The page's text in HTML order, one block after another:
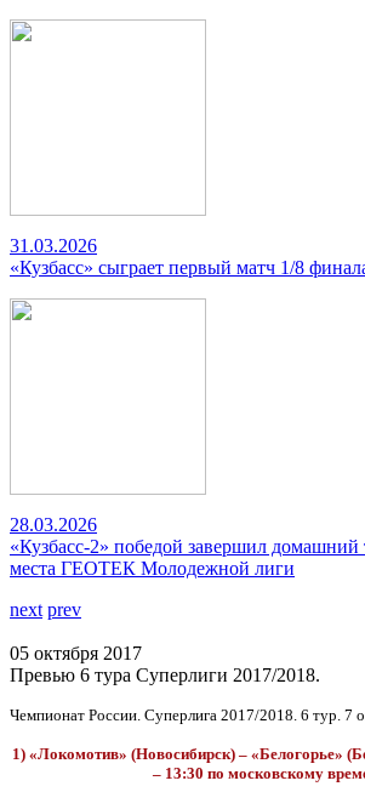
31.03.2026
«Кузбасс» сыграет первый матч 1/8
28.03.2026
«Кузбасс-2» победой завершил домашний
места ГЕОТЕК Молодежной лиги
next prev
05 октября 2017
Превью 6 тура Суперлиги 2017/2018.
Чемпионат России. Суперлига 2017/2018. 6 тур. 7
1) «Локомотив» (Новосибирск) – «Белогорье»
– 13:30 по московскому